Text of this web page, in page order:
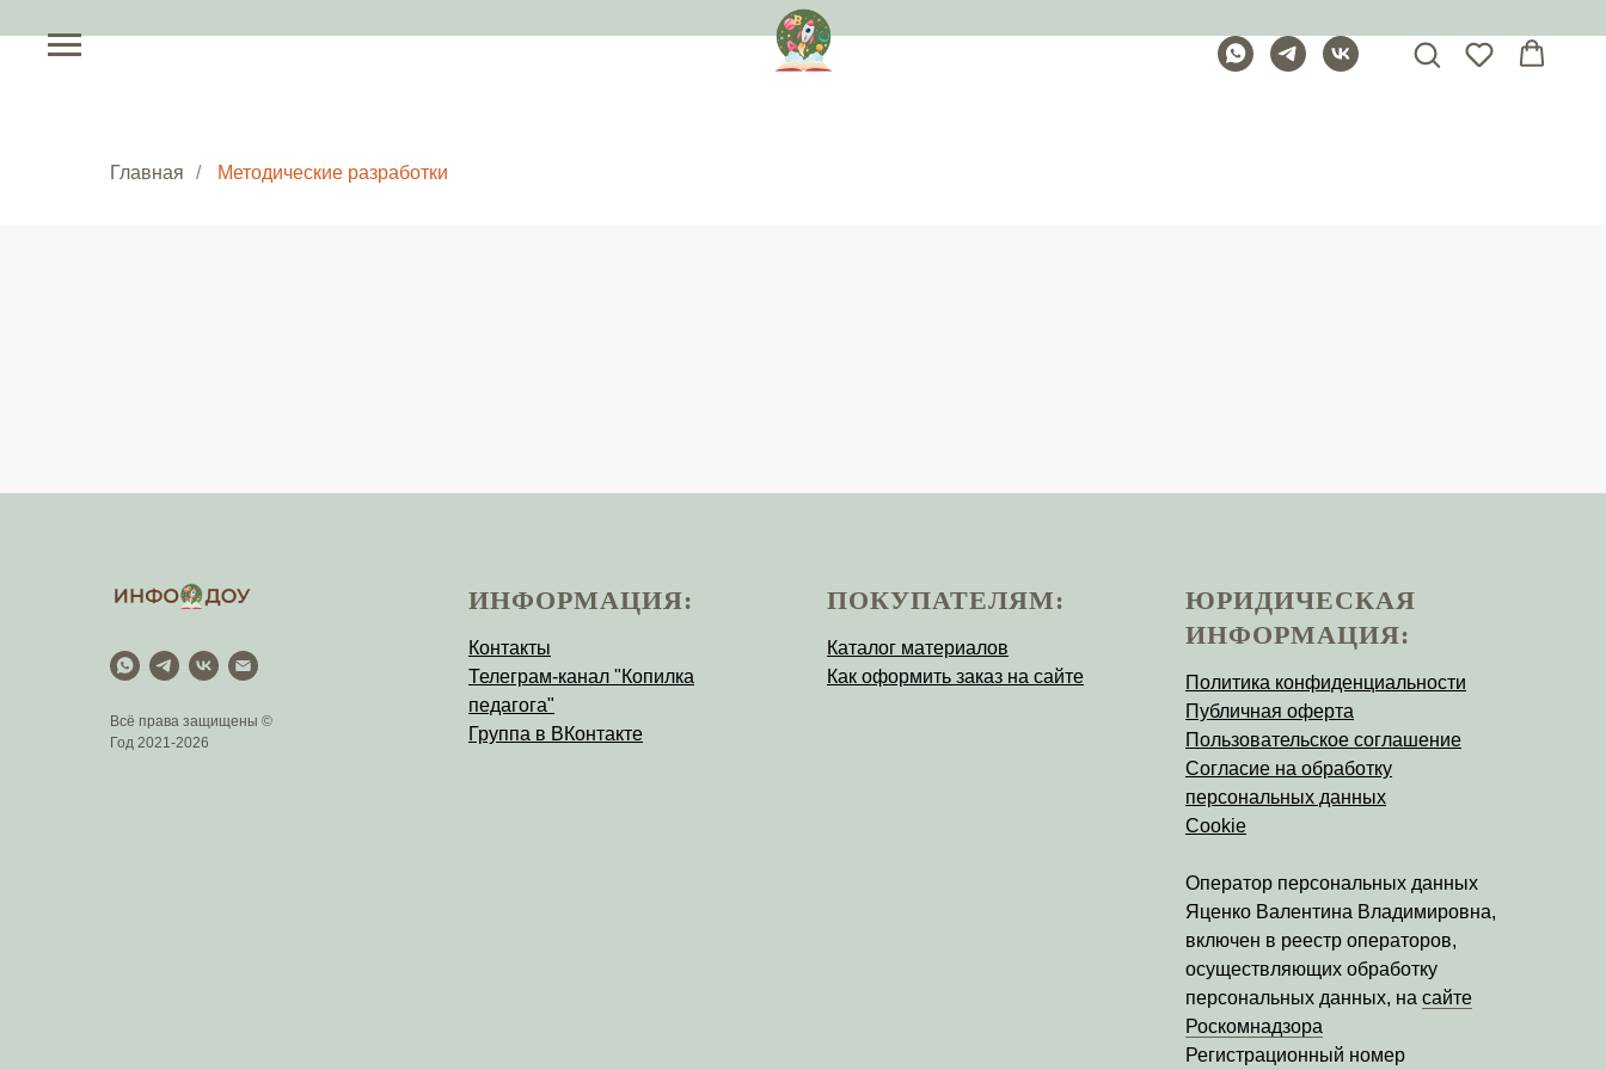
Главная / Методические разработки
Всё права защищены ©
Год 2021-2026
ИНФОРМАЦИЯ:
Контакты
Телеграм-канал "Копилка
педагога"
Группа в ВКонтакте
ПОКУПАТЕЛЯМ:
Каталог материалов
Как оформить заказ на сайте
ЮРИДИЧЕСКАЯ
ИНФОРМАЦИЯ:
Политика конфиденциальности
Публичная оферта
Пользовательское соглашение
Согласие на обработку
персональных данных
Cookie
Оператор персональных данных
Яценко Валентина Владимировна,
включен в реестр операторов,
осуществляющих обработку
персональных данных, на сайте
Роскомнадзора
Регистрационный номер